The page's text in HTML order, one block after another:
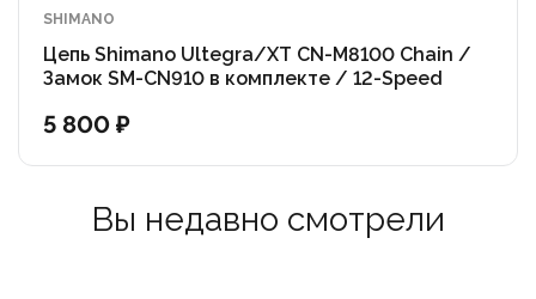
SHIMANO
Цепь Shimano Ultegra/XT CN-M8100 Chain /
Замок SM-CN910 в комплекте / 12-Speed
5 800 ₽
Вы недавно смотрели